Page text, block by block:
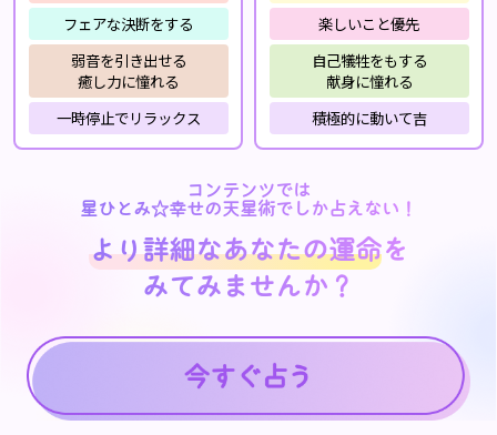
フェアな決断をする
弱音を引き出せる
癒し力に憧れる
一時停止でリラックス
楽しいこと優先
自己犠牲をもする
献身に憧れる
積極的に動いて吉
コンテンツでは
星ひとみ☆幸せの天星術でしか占えない！
より詳細なあなたの運命を
みてみませんか？
より詳細なあなたの運命を
みてみませんか？